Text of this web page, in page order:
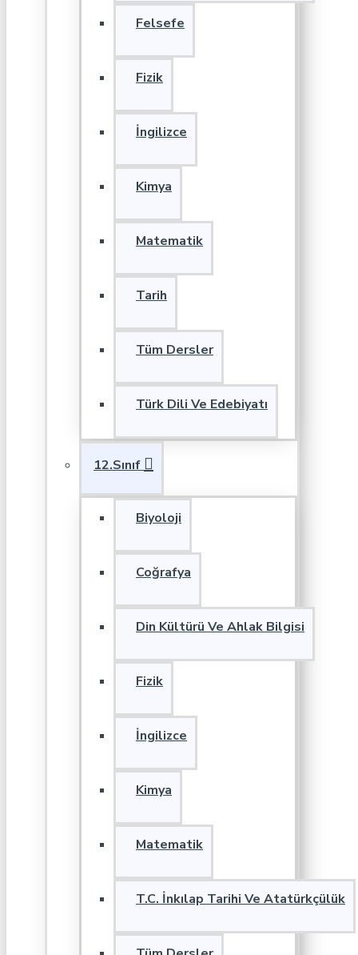
Felsefe
Fizik
İngilizce
Kimya
Matematik
Tarih
Tüm Dersler
Türk Dili Ve Edebiyatı
12.Sınıf
Biyoloji
Coğrafya
Din Kültürü Ve Ahlak Bilgisi
Fizik
İngilizce
Kimya
Matematik
T.C. İnkılap Tarihi Ve Atatürkçülük